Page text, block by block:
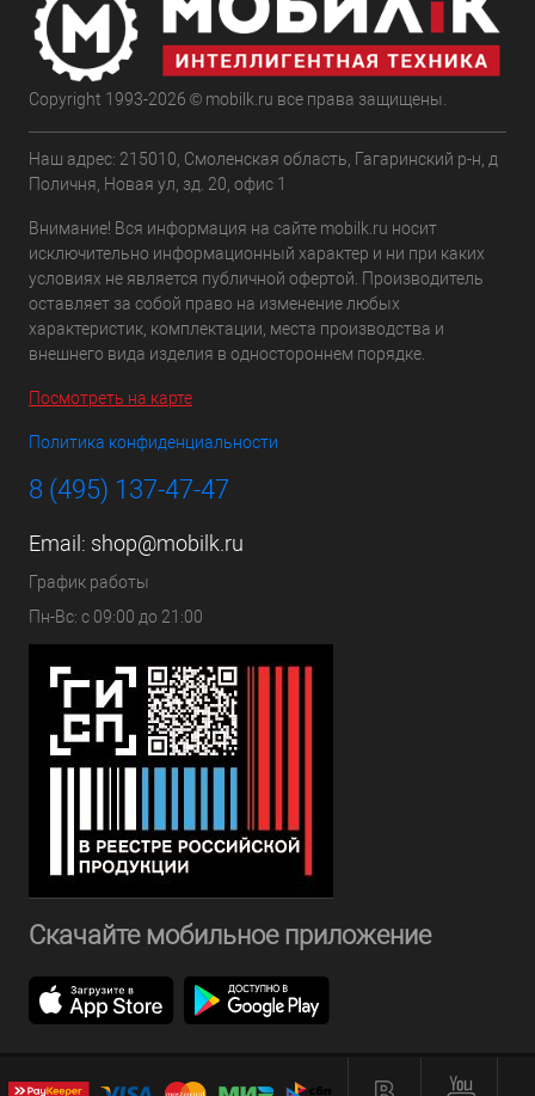
Copyright 1993-2026 © mobilk.ru все права защищены.
Наш адрес: 215010, Смоленская область, Гагаринский р-н, д
Поличня, Новая ул, зд. 20, офис 1
Внимание! Вся информация на сайте mobilk.ru носит
исключительно информационный характер и ни при каких
условиях не является публичной офертой. Производитель
оставляет за собой право на изменение любых
характеристик, комплектации, места производства и
внешнего вида изделия в одностороннем порядке.
Посмотреть на карте
Политика конфиденциальности
8 (495) 137-47-47
Email: shop@mobilk.ru
График работы
Пн-Вс: с 09:00 до 21:00
Скачайте мобильное приложение